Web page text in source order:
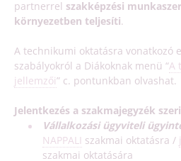
partnerrel szakképzési
környezetben teljesíti.
A technikumi oktatásra vonatkozó
szabályokról a Diákoknak menü “A
jellemzői” c. pontunkban olvashat.
Jelentkezés a szakmajegyzék
Vállalkozási ügyviteli
NAPPALI szakmai oktatásra /
szakmai oktatására